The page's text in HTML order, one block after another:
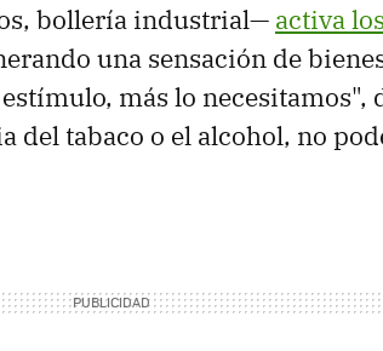
bollería industrial— activa
una sensación de
más lo necesitamos",
del tabaco o el alcohol, no